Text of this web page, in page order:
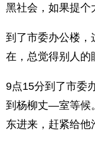
黑社会，如果提个
到了市委办公楼，
在，总觉得别人的
9点15分到了市委
到杨柳丈—室等候
东进来，赶紧给他